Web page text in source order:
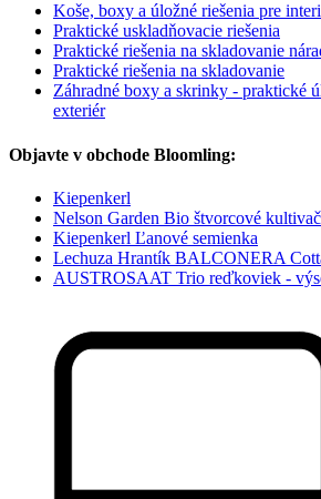
Koše, boxy a úložné riešenia pre
Praktické uskladňovacie riešenia
Praktické riešenia na skladovanie
Praktické riešenia na skladovanie
Záhradné boxy a skrinky - praktické
exteriér
Objavte v obchode Bloomling:
Kiepenkerl
Nelson Garden Bio štvorcové
Kiepenkerl Ľanové semienka
Lechuza Hrantík BALCONERA
AUSTROSAAT Trio reďkoviek -